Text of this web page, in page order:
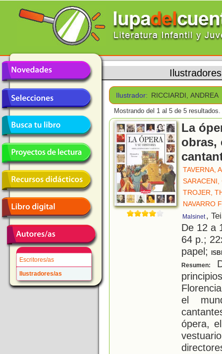
Escritores/as
Ilustradores/as
Ilustradores
Ilustrador: RICCIARDI, ANDREA
Mostrando del 1 al 5 de 5 resultados.
La
obras,
TAVERNA,
SARACENI,
TROJER,
NAVARRO
Malsinet ,
De 12 a
64 p.;
papel;
Resumen:
el
ópera,